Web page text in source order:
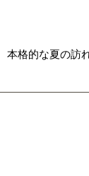
格的な夏の訪